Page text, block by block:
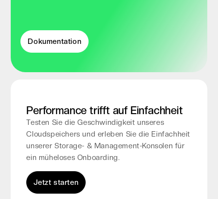
Dokumentation
Performance trifft auf Einfachheit
Testen Sie die Geschwindigkeit unseres
Cloudspeichers und erleben Sie die Einfachheit
unserer Storage- & Management-Konsolen für
ein müheloses Onboarding.
Jetzt starten